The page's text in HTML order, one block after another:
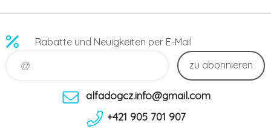
Rabatte und Neuigkeiten per E-Mail
zu abonnieren
alfadogcz.info@gmail.com
+421 905 701 907